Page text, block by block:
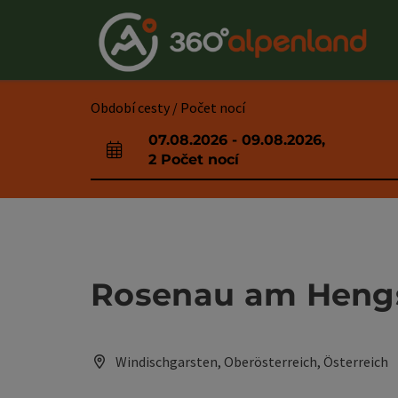
Accesskey
Accesskey
[1]
Začátek stránkyAccesskey
[2]
Accesskey
[3]
Accesskey
Accesskey
[5]
Pokyny k používání webové stránky
Úvodní stranaAccesskey
[7]
Období cesty / Počet nocí
Pole příjezdu a odjezdu
07.08.2026 - 09.08.2026,
2 Počet nocí
Rosenau am
Windischgarsten, Oberösterreich, Österreich